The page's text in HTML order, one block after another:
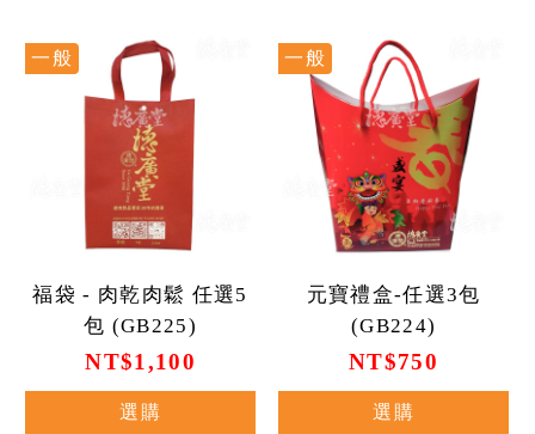
一般
福袋 - 肉乾肉鬆 任選5
包 (GB225)
NT$1,100
選購
一般
元寶禮盒-任選3包
(GB224)
NT$750
選購